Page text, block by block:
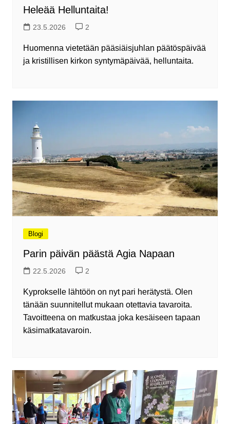
Heleää Helluntaita!
23.5.2026 2
Huomenna vietetään pääsiäisjuhlan päätöspäivää
ja kristillisen kirkon syntymäpäivää, helluntaita.
Blogi
Parin päivän päästä Agia Napaan
22.5.2026 2
Kyprokselle lähtöön on nyt pari herätystä. Olen
tänään suunnitellut mukaan otettavia tavaroita.
Tavoitteena on matkustaa joka kesäiseen tapaan
käsimatkatavaroin.